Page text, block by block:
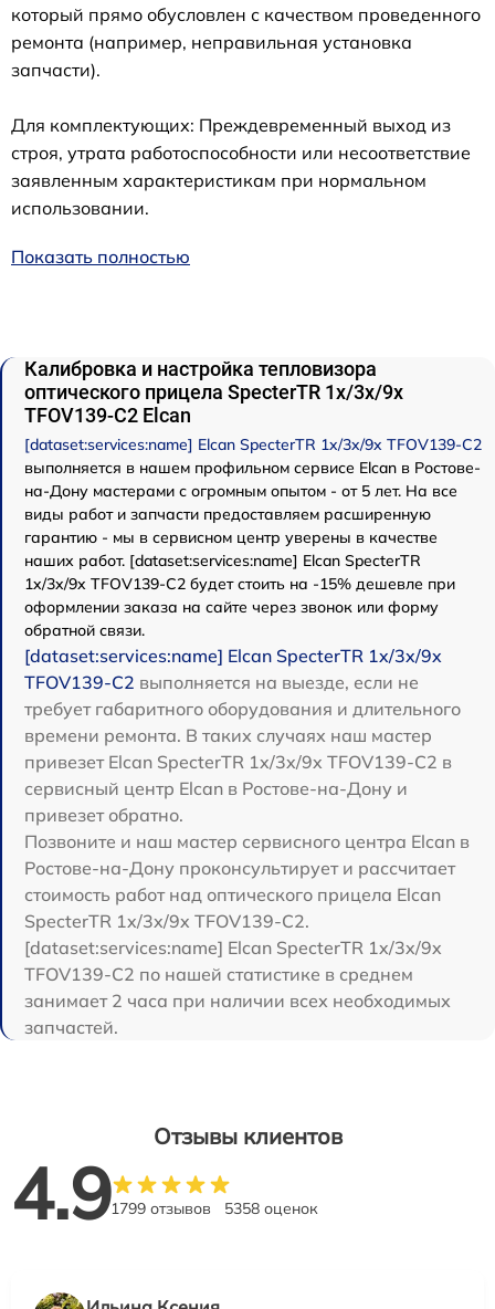
который прямо обусловлен с качеством проведенного
ремонта (например, неправильная установка
запчасти).
Для комплектующих: Преждевременный выход из
строя, утрата работоспособности или несоответствие
заявленным характеристикам при нормальном
использовании.
Показать полностью
Калибровка и настройка тепловизора
оптического прицела SpecterTR 1x/3x/9x
TFOV139-C2 Elcan
[dataset:services:name] Elcan SpecterTR 1x/3x/9x TFOV139-C2
выполняется в нашем профильном сервисе Elcan в Ростове-
на-Дону мастерами с огромным опытом - от 5 лет. На все
виды работ и запчасти предоставляем расширенную
гарантию - мы в сервисном центр уверены в качестве
наших работ. [dataset:services:name] Elcan SpecterTR
1x/3x/9x TFOV139-C2 будет стоить на -15% дешевле при
оформлении заказа на сайте через звонок или форму
обратной связи.
[dataset:services:name] Elcan SpecterTR 1x/3x/9x
TFOV139-C2 выполняется на выезде, если не
требует габаритного оборудования и длительного
времени ремонта. В таких случаях наш мастер
привезет Elcan SpecterTR 1x/3x/9x TFOV139-C2 в
сервисный центр Elcan в Ростове-на-Дону и
привезет обратно.
Позвоните и наш мастер сервисного центра Elcan в
Ростове-на-Дону проконсультирует и рассчитает
стоимость работ над оптического прицела Elcan
SpecterTR 1x/3x/9x TFOV139-C2.
[dataset:services:name] Elcan SpecterTR 1x/3x/9x
TFOV139-C2 по нашей статистике в среднем
занимает 2 часа при наличии всех необходимых
запчастей.
Отзывы клиентов
4.91799 отзывов 5358 оценок